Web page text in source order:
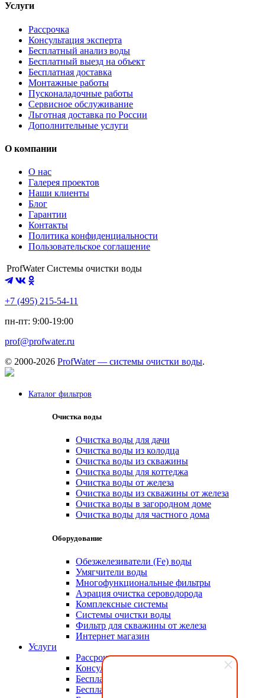
Услуги
Рассрочка
Консультация эксперта
Бесплатный анализ воды
Бесплатный выезд на объект
Бесплатная доставка
Монтажные работы
Пусконаладочные работы
Сервисное обслуживание
Льготная доставка по России
Дополнительные услуги
О компании
О нас
Галерея проектов
Наши клиенты
Блог
Гарантии
Контакты
Политика конфиденциальности
Пользовательское соглашение
ProfWater Системы очистки воды
+7 (495) 215-54-11
пн-пт: 9:00-19:00
prof@profwater.ru
© 2000-2026 ProfWater — системы очистки воды.
Каталог фильтров
Очистка воды
Очистка воды для дачи
Очистка воды из колодца
Очистка воды из скважины
Очистка воды для коттеджа
Очистка воды от железа
Очистка воды из скважины от железа
Очистка воды в загородном доме
Очистка воды для частного дома
Оборудование
Обезжелезиватели (Fe) воды
Умягчители воды
Многофункциональные фильтры
Аэрация очистка сероводорода
Комплексные системы
Системы очистки воды
Фильтр для скважины от железа
Интернет магазин
Услуги
Рассрочка
Консультация эксперта
Бесплатный анализ воды
Бесплатный выезд на объект